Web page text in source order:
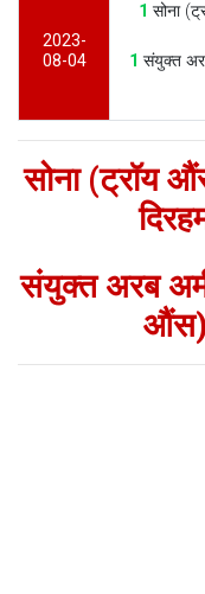
2023-
08-04
1 सोना
1 संयुक्त
सोना (ट्रॉय
संयुक्त अरब
औंस)